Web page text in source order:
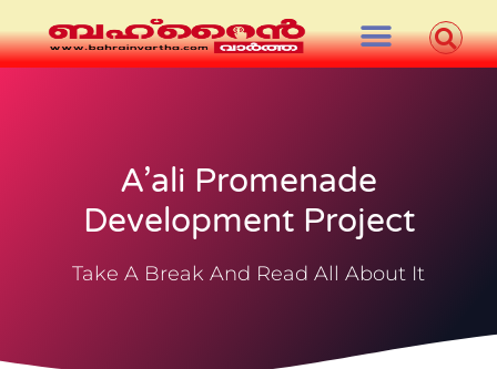
A’ali Promenade
Development Project
Take A Break And Read All About It